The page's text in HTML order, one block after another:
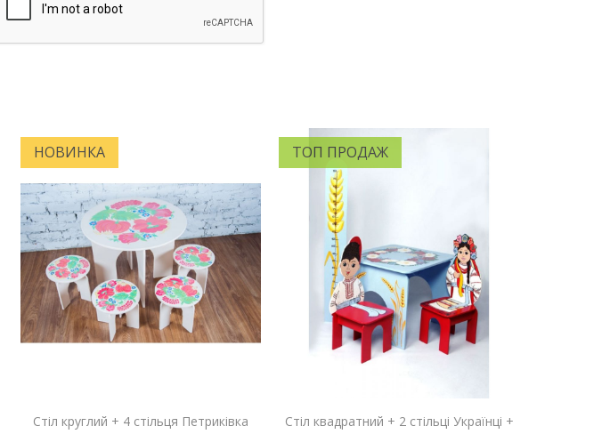
НОВИНКА
Стіл круглий + 4 стільця Петриківка
ТОП ПРОДАЖ
Стіл квадратний + 2 стільці Українці +